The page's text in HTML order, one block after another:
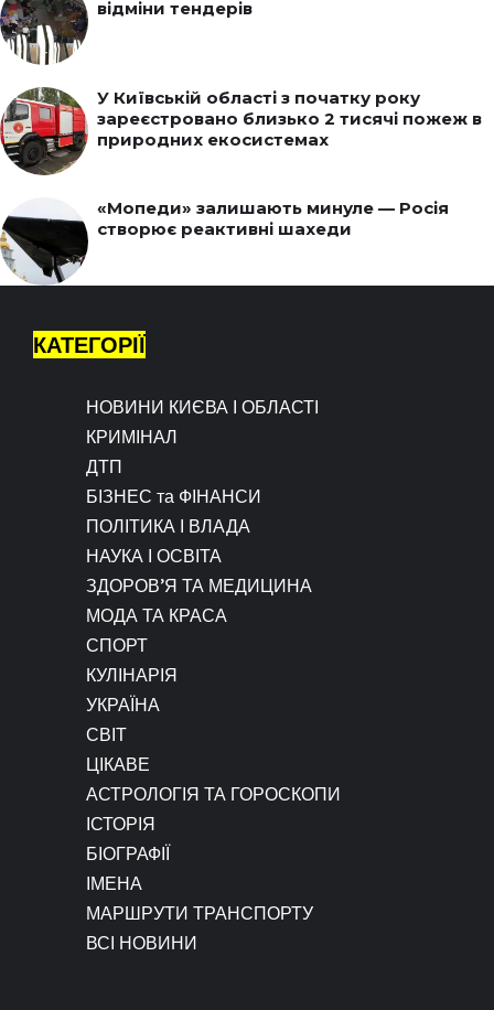
відміни тендерів
У Київській області з початку року
зареєстровано близько 2 тисячі пожеж в
природних екосистемах
«Мопеди» залишають минуле — Росія
створює реактивні шахеди
КАТЕГОРІЇ
НОВИНИ КИЄВА І ОБЛАСТІ
КРИМІНАЛ
ДТП
БІЗНЕС та ФІНАНСИ
ПОЛІТИКА І ВЛАДА
НАУКА І ОСВІТА
ЗДОРОВ’Я ТА МЕДИЦИНА
МОДА ТА КРАСА
СПОРТ
КУЛІНАРІЯ
УКРАЇНА
СВІТ
ЦІКАВЕ
АСТРОЛОГІЯ ТА ГОРОСКОПИ
ІСТОРІЯ
БІОГРАФІЇ
ІМЕНА
МАРШРУТИ ТРАНСПОРТУ
ВСІ НОВИНИ